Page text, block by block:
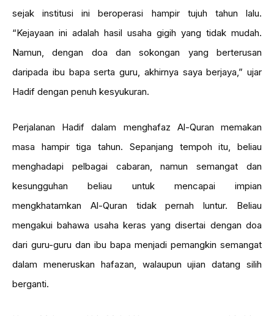
sejak institusi ini beroperasi hampir tujuh tahun lalu.
“Kejayaan ini adalah hasil usaha gigih yang tidak mudah.
Namun, dengan doa dan sokongan yang berterusan
daripada ibu bapa serta guru, akhirnya saya berjaya,” ujar
Hadif dengan penuh kesyukuran.
Perjalanan Hadif dalam menghafaz Al-Quran memakan
masa hampir tiga tahun. Sepanjang tempoh itu, beliau
menghadapi pelbagai cabaran, namun semangat dan
kesungguhan beliau untuk mencapai impian
mengkhatamkan Al-Quran tidak pernah luntur. Beliau
mengakui bahawa usaha keras yang disertai dengan doa
dari guru-guru dan ibu bapa menjadi pemangkin semangat
dalam meneruskan hafazan, walaupun ujian datang silih
berganti.